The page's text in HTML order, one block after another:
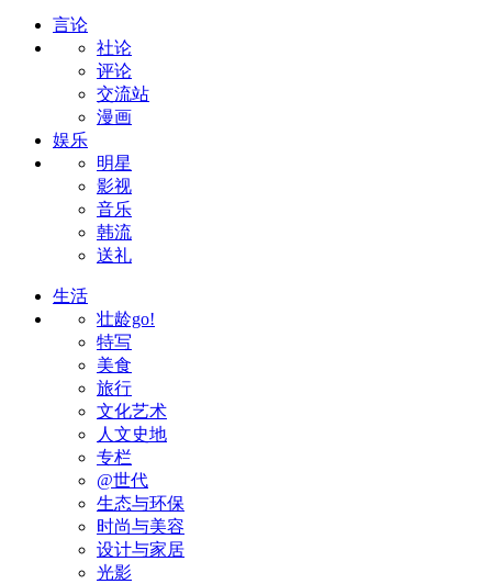
言论
社论
评论
交流站
漫画
娱乐
明星
影视
音乐
韩流
送礼
生活
壮龄go!
特写
美食
旅行
文化艺术
人文史地
专栏
@世代
生态与环保
时尚与美容
设计与家居
光影